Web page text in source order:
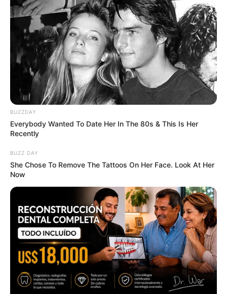
Remember These Iconic '90s Couples? See The List
That Defined A Generation
BRAINBERRIES
These Photos Make Us Nostalgic For The 70's
BRAINBERRIES
BUZZDAY
Everybody Wanted To Date Her In The 80s & This Is Her
Recently
BUZZ DAY
She Chose To Remove The Tattoos On Her Face. Look At Her
Now